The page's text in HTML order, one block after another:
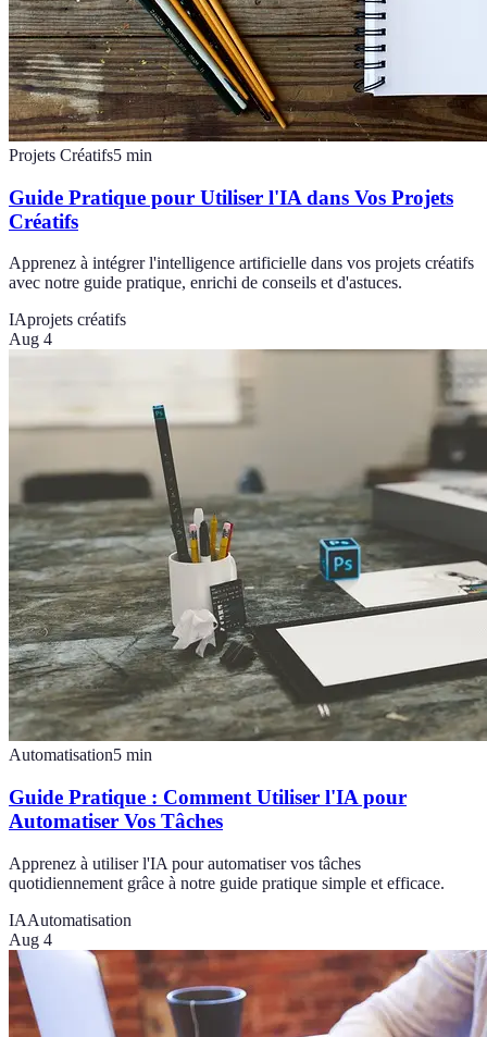
Projets Créatifs5 min
Guide Pratique pour Utiliser l'IA dans Vos Projets
Créatifs
Apprenez à intégrer l'intelligence artificielle dans vos projets créatifs
avec notre guide pratique, enrichi de conseils et d'astuces.
IAprojets créatifs
Aug 4
Automatisation5 min
Guide Pratique : Comment Utiliser l'IA pour
Automatiser Vos Tâches
Apprenez à utiliser l'IA pour automatiser vos tâches
quotidiennement grâce à notre guide pratique simple et efficace.
IAAutomatisation
Aug 4